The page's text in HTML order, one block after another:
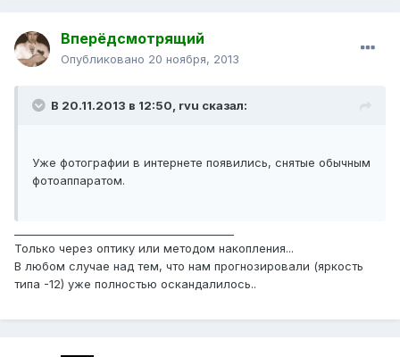
Вперёдсмотрящий
Опубликовано 20 ноября, 2013
В 20.11.2013 в 12:50, rvu сказал:
Уже фотографии в интернете появились, снятые обычным
фотоаппаратом.
Только через оптику или методом накопления...
В любом случае над тем, что нам прогнозировали (яркость
типа -12) уже полностью оскандалилось..